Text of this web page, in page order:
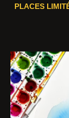
PLACES